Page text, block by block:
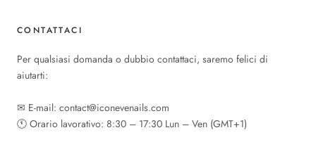
CONTATTACI
Per qualsiasi domanda o dubbio contattaci, saremo felici di
aiutarti:
✉︎ E-mail: contact@iconevenails.com
🕚︎ Orario lavorativo: 8:30 – 17:30 Lun – Ven (GMT+1)